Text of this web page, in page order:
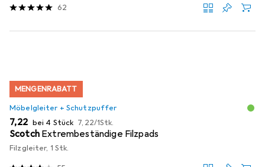
62
MENGENRABATT
Möbelgleiter + Schutzpuffer
EUR
7,22 bei 4 Stück EUR
7,22/1Stk.
Scotch Extrembeständige Filzpads
Filzgleiter, 1 Stk.